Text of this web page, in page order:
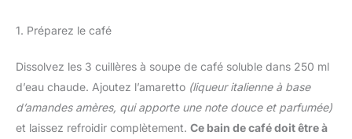
1. Préparez le café
Dissolvez les 3 cuillères à soupe de café soluble dans 250 ml
d’eau chaude. Ajoutez l’amaretto (liqueur italienne à base
d’amandes amères, qui apporte une note douce et parfumée)
et laissez refroidir complètement. Ce bain de café doit être à